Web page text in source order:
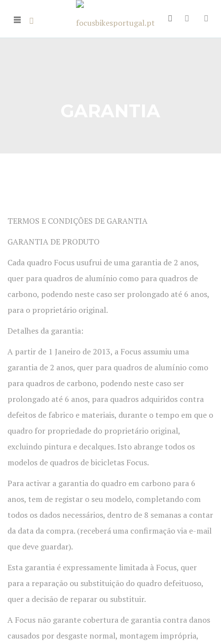
TERMOS E CONDIÇÕES DE GARANTIA
GARANTIA DE PRODUTO
Cada quadro Focus usufrui de uma garantia de 2 anos,
quer para quadros de alumínio como para quadros de
carbono, podendo neste caso ser prolongado até 6 anos,
para o proprietário original.
Detalhes da garantia:
A partir de 1 Janeiro de 2013, a Focus assumiu uma
garantia de 2 anos, quer para quadros de alumínio como
para quadros de carbono, podendo neste caso ser
prolongado até 6 anos, para quadros adquiridos contra
defeitos de fabrico e materiais, durante o tempo em que o
quadro for propriedade do proprietário original,
excluindo pintura e decalques. Isto abrange todos os
modelos de quadros de bicicletas Focus.
Para activar a garantia do quadro em carbono para 6
anos, tem de registar o seu modelo, completando com
todos os dados necessários, dentro de 8 semanas a contar
da data da compra. (receberá uma confirmação via e-mail
que deve guardar).
Esta garantia é expressamente limitada à Focus, quer
para a reparação ou substituição do quadro defeituoso,
quer a decisão de reparar ou substituir.
A Focus não garante cobertura de garantia contra danos
causados por desgaste normal, montagem imprópria,